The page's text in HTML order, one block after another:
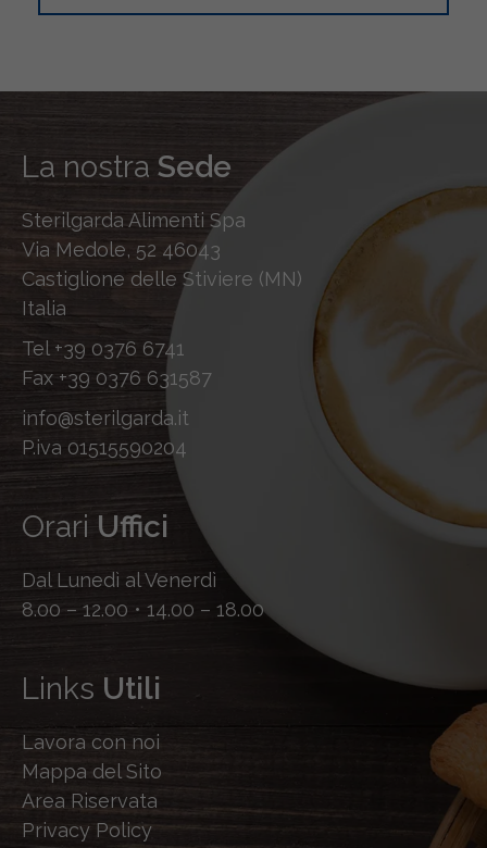
La nostra Sede
Sterilgarda Alimenti Spa
Via Medole, 52 46043
Castiglione delle Stiviere (MN)
Italia
Tel +39 0376 6741
Fax +39 0376 631587
info@sterilgarda.it
P.iva 01515590204
Orari Uffici
Dal Lunedì al Venerdì
8.00 – 12.00 • 14.00 – 18.00
Links Utili
Lavora con noi
Mappa del Sito
Area Riservata
Privacy Policy